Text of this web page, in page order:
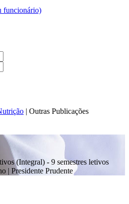
funcionário)
| Outras Publicações
(Integral) - 9 semestres letivos
| Presidente Prudente